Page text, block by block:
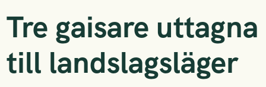
Tre gaisare uttagna
till landslagsläger